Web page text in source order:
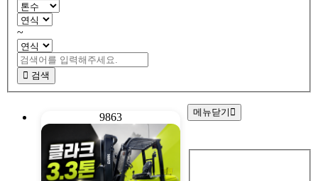
~
검색
9863 메뉴닫기
회